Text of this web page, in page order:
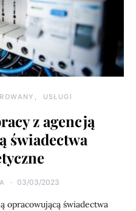
USŁUGI
z agencją
świadectwa
03/03/2023
opracowującą świadectwa